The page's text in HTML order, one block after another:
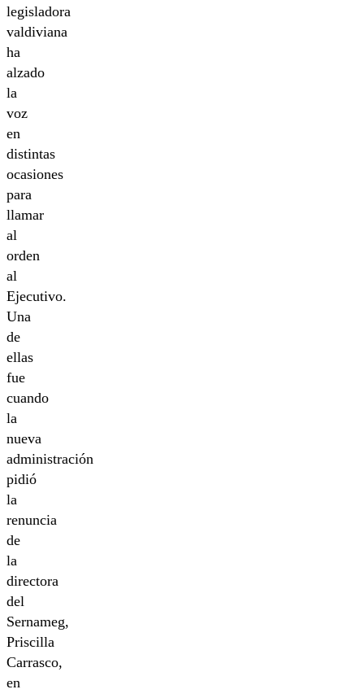
legisladora
valdiviana
ha
alzado
la
voz
en
distintas
ocasiones
para
llamar
al
orden
al
Ejecutivo.
Una
de
ellas
fue
cuando
la
nueva
administración
pidió
la
renuncia
de
la
directora
del
Sernameg,
Priscilla
Carrasco,
en